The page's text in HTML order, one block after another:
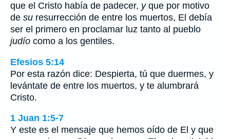
que el Cristo había de padecer, yque por motivo
de su resurrección de entre los muertos, El debía
ser el primero en proclamar luz tanto al pueblo
judío como a los gentiles.
Efesios 5:14
Por esta razón dice: Despierta, tú que duermes, y
levántate de entre los muertos, y te alumbrará
Cristo.
1 Juan 1:5-7
Y este es el mensaje que hemos oído de El y que